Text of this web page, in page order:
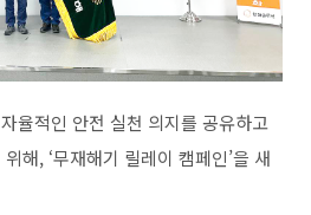
자율적인 안전 실천 의지를 공유하고
위해, ‘무재해기 릴레이 캠페인’을 새